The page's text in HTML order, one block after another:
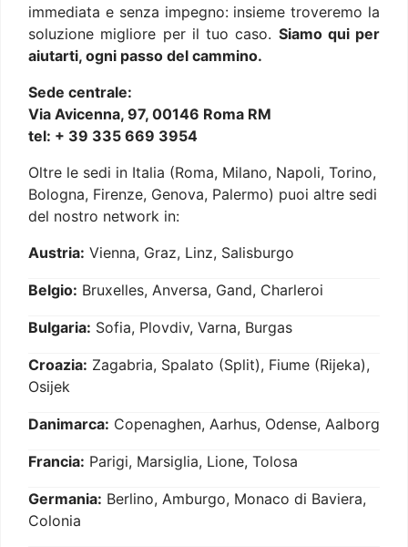
immediata e senza impegno: insieme troveremo la
soluzione migliore per il tuo caso. Siamo qui per
aiutarti, ogni passo del cammino.
Sede centrale:
Via Avicenna, 97, 00146 Roma RM
tel: + 39 335 669 3954
Oltre le sedi in Italia (Roma, Milano, Napoli, Torino,
Bologna, Firenze, Genova, Palermo) puoi altre sedi
del nostro network in:
Austria: Vienna, Graz, Linz, Salisburgo
Belgio: Bruxelles, Anversa, Gand, Charleroi
Bulgaria: Sofia, Plovdiv, Varna, Burgas
Croazia: Zagabria, Spalato (Split), Fiume (Rijeka),
Osijek
Danimarca: Copenaghen, Aarhus, Odense, Aalborg
Francia: Parigi, Marsiglia, Lione, Tolosa
Germania: Berlino, Amburgo, Monaco di Baviera,
Colonia